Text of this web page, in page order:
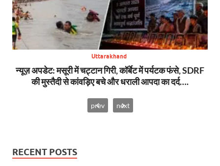
Uttarakhand
न्यूज़ अपडेट: मसूरी में चट्टान गिरी, कॉर्बेट में पर्यटक फंसे, SDRF
की मुस्तैदी से कांवड़िए बचे और धराली आपदा का दर्द….
prev next
RECENT POSTS